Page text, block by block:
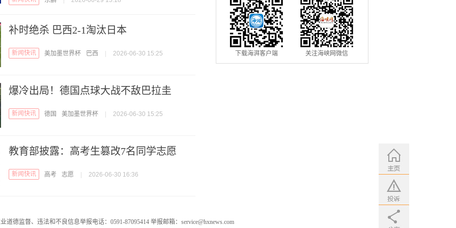
补时绝杀 巴西2-1淘汰日本
新闻快讯 美加墨世界杯 巴西 2026-06-30 15:25
爆冷出局！德国点球大战不敌巴拉圭
新闻快讯 德国 美加墨世界杯 2026-06-30 15:25
教育部披露：高考生篡改7名同学志愿
新闻快讯 高考 志愿 2026-06-30 16:36
下载海湃客户端 关注海峡网微信
道德监督、违法和不良信息举报电话：0591-87095414 举报邮箱：service@hxnews.com